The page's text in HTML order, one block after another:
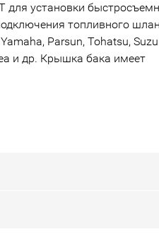
для установки
топливного
Parsun, Tohatsu,
и др. Крышка бака имеет